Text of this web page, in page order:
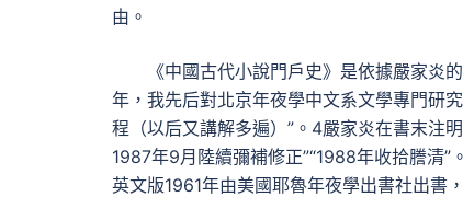
由。
《中國古代小說門戶史》是依據嚴家炎
年，我先后對北京年夜學中文系文學專門研
程（以后又講解多遍）”。4嚴家炎在書末注
1987年9月陸續彌補修正”“1988年收拾謄清
英文版1961年由美國耶魯年夜學出書社出書